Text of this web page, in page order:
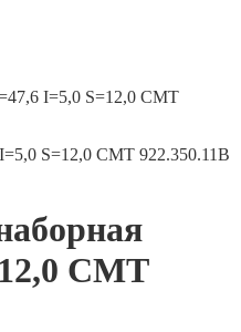
I=5,0 S=12,0 CMT
S=12,0 CMT 922.350.11B
CMT